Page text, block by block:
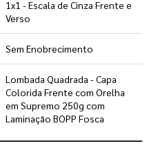
1x1 - Escala de Cinza Frente e
Verso
Sem Enobrecimento
Lombada Quadrada - Capa
Colorida Frente com Orelha
em Supremo 250g com
Laminação BOPP Fosca